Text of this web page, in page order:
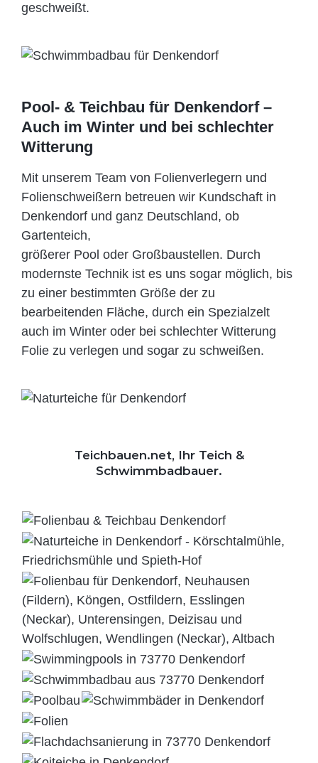
geschweißt.
Pool- & Teichbau für Denkendorf –
Auch im Winter und bei schlechter
Witterung
Mit unserem Team von Folienverlegern und
Folien­schweißern betreuen wir Kundschaft in
Denkendorf und ganz Deutschland, ob
Gartenteich,
größerer Pool oder Großbaustellen. Durch
modernste Technik ist es uns sogar möglich, bis
zu einer bestimmten Größe der zu
bearbeitenden Fläche, durch ein Spezi­alzelt
auch im Winter oder bei schlechter Witterung
Folie zu verlegen und sogar zu schweißen.
Teichbauen.net, Ihr Teich &
Schwimmbadbauer.